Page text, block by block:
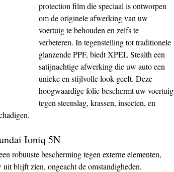
protection film die speciaal is ontworpen
om de originele afwerking van uw
voertuig te behouden en zelfs te
verbeteren. In tegenstelling tot traditionele
glanzende PPF, biedt XPEL Stealth een
satijnachtige afwerking die uw auto een
unieke en stijlvolle look geeft. Deze
hoogwaardige folie beschermt uw voertuig
tegen steenslag, krassen, insecten, en
Ioniq 5N
robuuste bescherming tegen externe elementen,
blijft zien, ongeacht de omstandigheden.